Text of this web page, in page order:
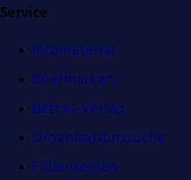
Service
Infomaterial
Briefmarken
Bethel-Verlag
Organisationssuche
Füllanzeigen